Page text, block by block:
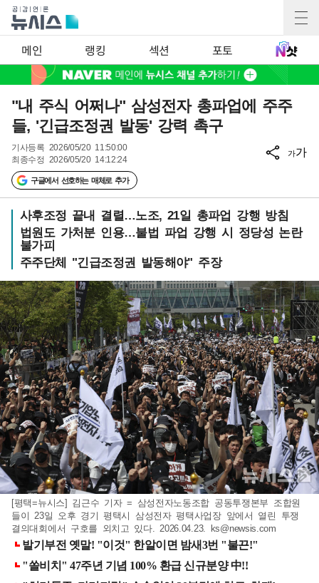
메인 랭킹 섹션 포토
"내 주식 어쩌나" 삼성전자 총파업에 주주
들, '긴급조정권 발동' 강력 촉구
기사등록 2026/05/20 11:50:00
최종수정 2026/05/20 14:12:24
구글에서 선호하는 매체로 추가
가가
사후조정 끝내 결렬…노조, 21일 총파업 강행 방침
법원도 가처분 인용…불법 파업 강행 시 정당성 논란
불가피
주주단체 "긴급조정권 발동해야" 주장
[평택=뉴시스] 김근수 기자 = 삼성전자노동조합 공동투쟁본부 조합원
들이 23일 오후 경기 평택시 삼성전자 평택사업장 앞에서 열린 투쟁
결의대회에서 구호를 외치고 있다. 2026.04.23. ks@newsis.com